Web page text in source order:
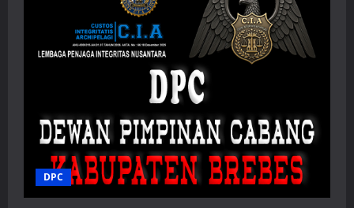
Bangkit,
Penjaga
Integritas
Nusantara
yang
DPC